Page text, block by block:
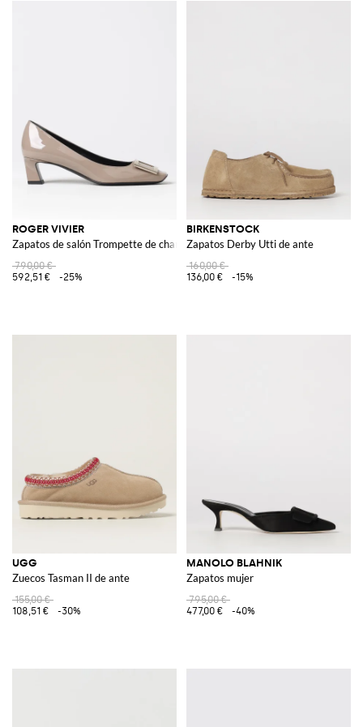
ROGER VIVIER
Zapatos de salón Trompette de charol
790,00 €
592,51 €
-25%
BIRKENSTOCK
Zapatos Derby Utti de ante
160,00 €
136,00 €
-15%
UGG
Zuecos Tasman II de ante
155,00 €
108,51 €
-30%
MANOLO BLAHNIK
Zapatos mujer
795,00 €
477,00 €
-40%